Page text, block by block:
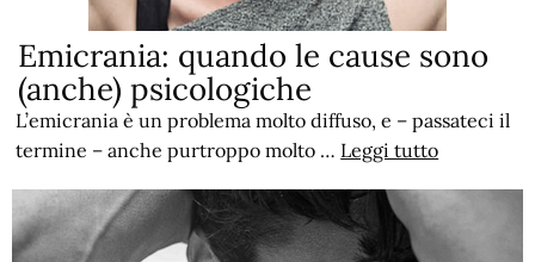
Emicrania: quando le cause sono
(anche) psicologiche
L’emicrania è un problema molto diffuso, e – passateci il
termine – anche purtroppo molto … Leggi tutto